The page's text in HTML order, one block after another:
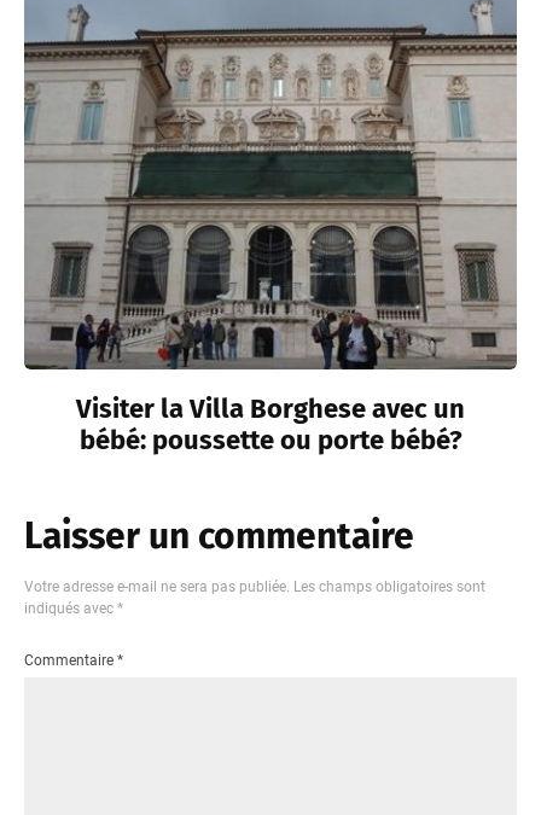
Visiter la Villa Borghese avec un
bébé: poussette ou porte bébé?
Laisser un commentaire
Votre adresse e-mail ne sera pas publiée. Les champs obligatoires sont
indiqués avec *
Commentaire *